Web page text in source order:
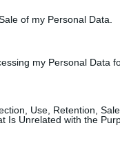
of my Personal Data.
my Personal Data
Use, Retention,
Is Unrelated with the
πάνω